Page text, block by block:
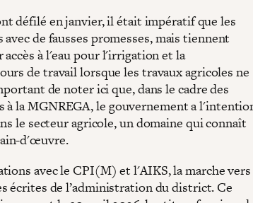
défilé en janvier, il était impératif que les
de fausses promesses, mais tiennent
à l'eau pour l'irrigation et la
de travail lorsque les travaux agricoles ne
de noter ici que, dans le cadre des
à la MGNREGA, le gouvernement a
le secteur agricole, un domaine qui connaît
d'œuvre.
avec le CPI(M) et l'AIKS, la marche vers
écrites de l’administration du district. Ce